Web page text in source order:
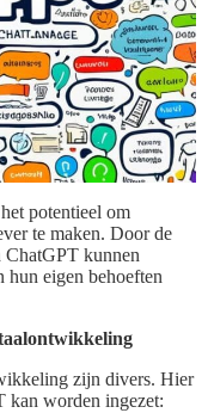
potentieel om
te maken. Door de
ChatGPT kunnen
hun eigen behoeften
zijn divers. Hier
kan worden ingezet: